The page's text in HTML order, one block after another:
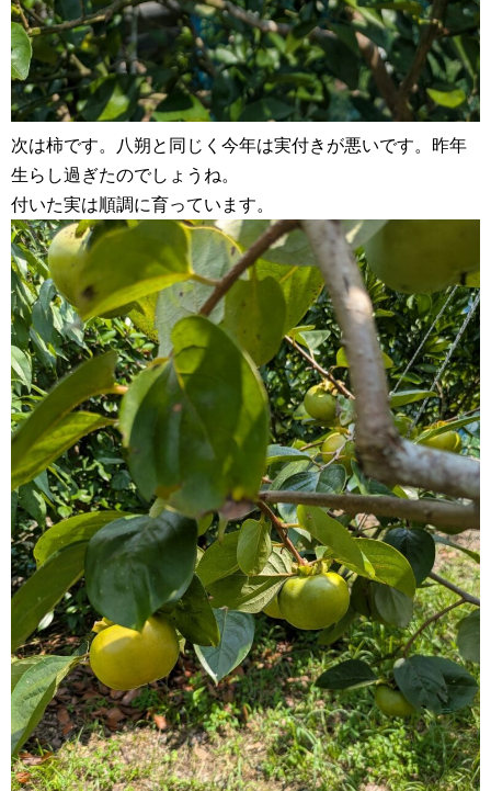
次は柿です。八朔と同じく今年は実付きが悪いです。昨年
生らし過ぎたのでしょうね。
付いた実は順調に育っています。